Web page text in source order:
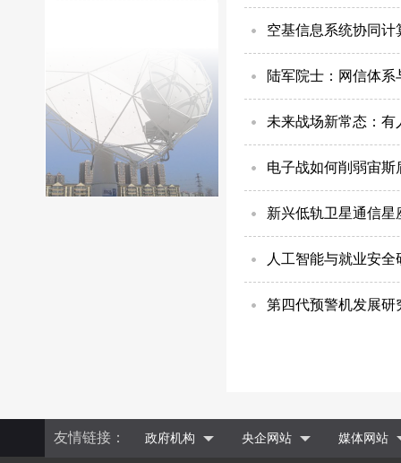
空基信息系统协同计
陆军院士：网信体
未来战场新常态：有
电子战如何削弱宙斯
新兴低轨卫星通信星
人工智能与就业安全
第四代预警机发展研
友情链接： 政府机构 央企网站 媒体网站